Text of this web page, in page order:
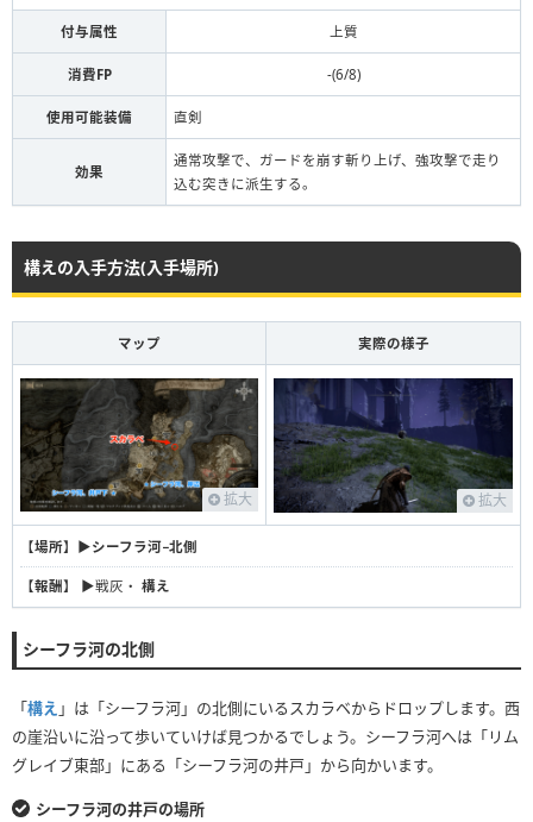
付与属性 上質
消費FP -(6/8)
使用可能装備 直剣
効果
通常攻撃で、ガードを崩す斬り上げ、強攻撃で走り
込む突きに派生する。
構えの入手方法(入手場所)
マップ 実際の様子
拡大 拡大
【場所】▶︎シーフラ河−北側
【報酬】 ▶戦灰・ 構え
シーフラ河の北側
「構え 」は「シーフラ河」の北側にいるスカラベからドロップします。西
の崖沿いに沿って歩いていけば見つかるでしょう。シーフラ河へは「リム
グレイブ東部」にある「シーフラ河の井戸」から向かいます。
シーフラ河の井戸の場所